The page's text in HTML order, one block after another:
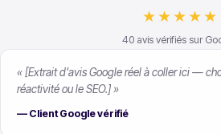
★★★★★
40 avis vérifiés sur
« [Extrait d'avis Google réel à coller ici —
réactivité ou le SEO.] »
— Client Google vérifié